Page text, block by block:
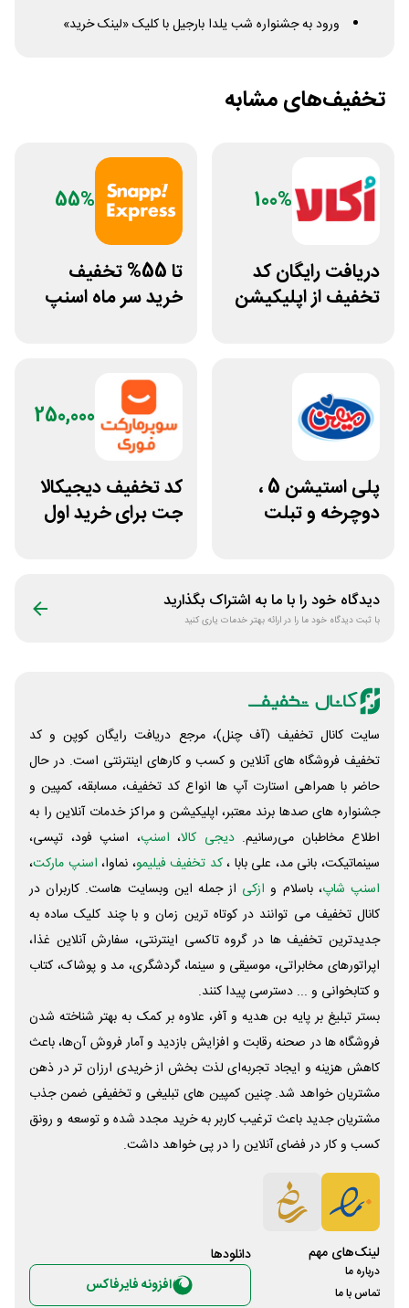
ورود به جشنواره شب یلدا بارجیل با کلیک «لینک خرید»
تخفیف‌های مشابه
100%
دریافت رایگان کد
تخفیف از اپلیکیشن
55%
تا 55% تخفیف
خرید سر ماه اسنپ
پلی استیشن 5 ،
دوچرخه و تبلت
250,000
کد تخفیف دیجیکالا
جت برای خرید اول
دیدگاه خود را با ما به اشتراک بگذارید
با ثبت دیدگاه خود ما را در ارائه بهتر خدمات یاری کنید
سایت کانال تخفیف (آف چنل)، مرجع دریافت رایگان کوپن و کد
تخفیف فروشگاه های آنلاین و کسب و‌ کارهای اینترنتی است. در حال
حاضر با همراهی استارت آپ ها انواع کد تخفیف، مسابقه، کمپین و
جشنواره های صدها برند معتبر، اپلیکیشن و مراکز خدمات آنلاین را به
اطلاع مخاطبان می‌رسانیم. دیجی کالا، اسنپ، اسنپ فود، تپسی،
سینماتیکت، بانی مد، علی‌ بابا ،کد تخفیف فیلیمو، نماوا، اسنپ مارکت،
اسنپ شاپ، باسلام و ازکی از جمله این وبسایت ‌هاست. کاربران در
کانال تخفیف می توانند در کوتاه ترین زمان و با چند کلیک ساده به
جدیدترین تخفیف ها در گروه تاکسی اینترنتی، سفارش آنلاین غذا،
اپراتورهای مخابراتی، موسیقی و سینما، گردشگری، مد و پوشاک، کتاب
و کتابخوانی و ... دسترسی پیدا کنند.
بستر تبلیغ بر پایه بن هدیه و آفر، علاوه بر کمک به بهتر شناخته شدن
فروشگاه ها در صحنه رقابت و افزایش بازدید و آمار فروش آن‌ها، باعث
کاهش هزینه و ایجاد تجربه‌ای لذت بخش از خریدی ارزان تر در ذهن
مشتریان خواهد شد. چنین کمپین های تبلیغی و تخفیفی ضمن جذب
مشتریان جدید باعث ترغیب کاربر به خرید مجدد شده و توسعه و رونق
کسب و کار در فضای آنلاین را در پی خواهد داشت.
لینک‌های مهم
درباره ما
تماس با ما
دانلود‌ها
افزونه فایرفاکس